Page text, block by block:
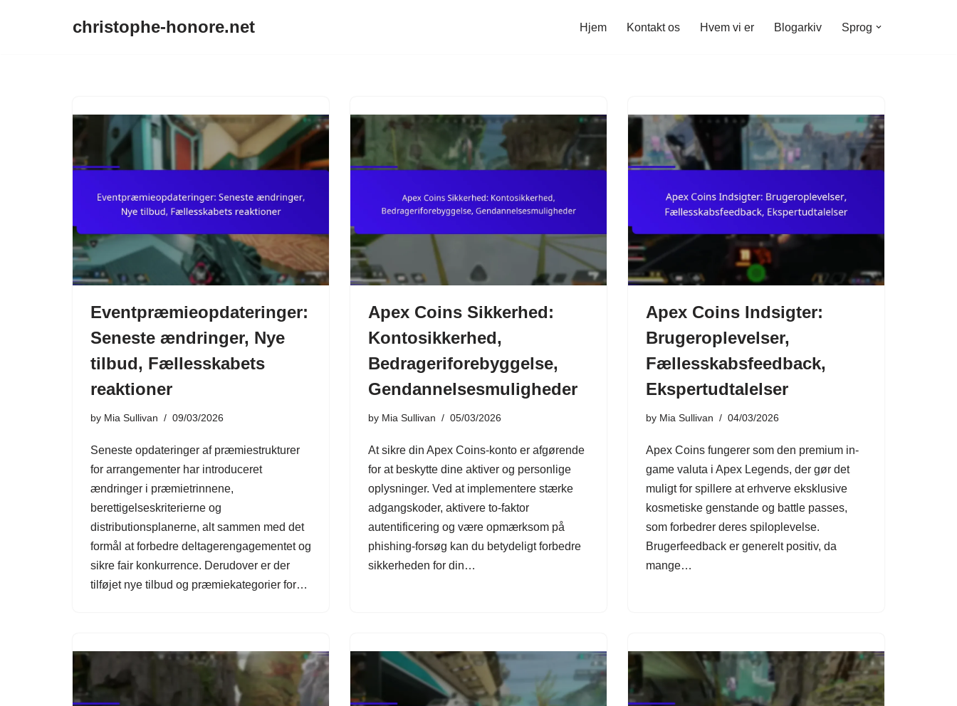
christophe-honore.net Hjem Kontakt os Hvem vi er Blogarkiv Sprog
Eventpræmieopdateringer:
Seneste ændringer, Nye
tilbud, Fællesskabets
reaktioner
by Mia Sullivan 09/03/2026
Seneste opdateringer af præmiestrukturer
for arrangementer har introduceret
ændringer i præmietrinnene,
berettigelseskriterierne og
distributionsplanerne, alt sammen med det
formål at forbedre deltagerengagementet og
sikre fair konkurrence. Derudover er der
tilføjet nye tilbud og præmiekategorier for…
Apex Coins Sikkerhed:
Kontosikkerhed,
Bedrageriforebyggelse,
Gendannelsesmuligheder
by Mia Sullivan 05/03/2026
At sikre din Apex Coins-konto er afgørende
for at beskytte dine aktiver og personlige
oplysninger. Ved at implementere stærke
adgangskoder, aktivere to-faktor
autentificering og være opmærksom på
phishing-forsøg kan du betydeligt forbedre
sikkerheden for din…
Apex Coins Indsigter:
Brugeroplevelser,
Fællesskabsfeedback,
Ekspertudtalelser
by Mia Sullivan 04/03/2026
Apex Coins fungerer som den premium in-
game valuta i Apex Legends, der gør det
muligt for spillere at erhverve eksklusive
kosmetiske genstande og battle passes,
som forbedrer deres spiloplevelse.
Brugerfeedback er generelt positiv, da
mange…